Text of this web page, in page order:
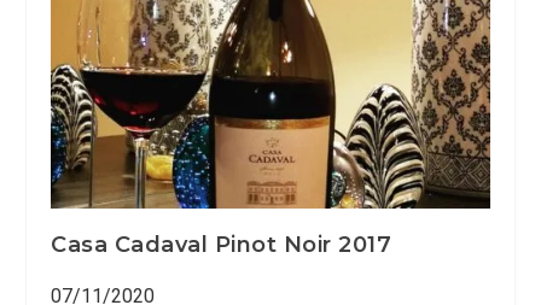
Casa Cadaval Pinot Noir 2017
07/11/2020